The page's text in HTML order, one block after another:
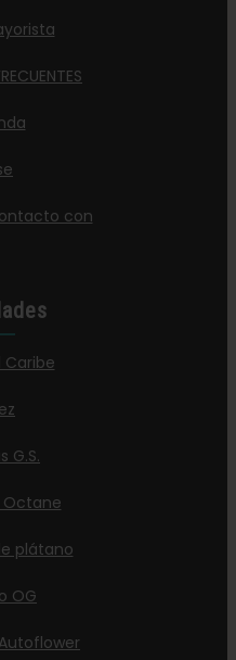
con
Caribe
G.S.
Octane
plátano
OG